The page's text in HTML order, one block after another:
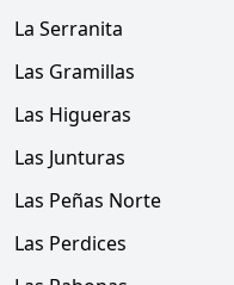
La Serranita
Las Gramillas
Las Higueras
Las Junturas
Las Peñas Norte
Las Perdices